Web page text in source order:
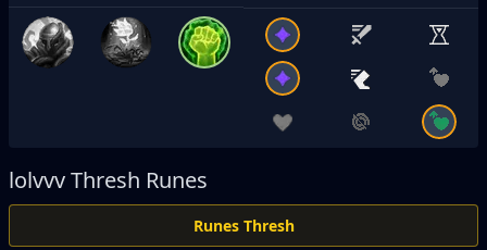
lolvvvThresh Runes
Runes Thresh